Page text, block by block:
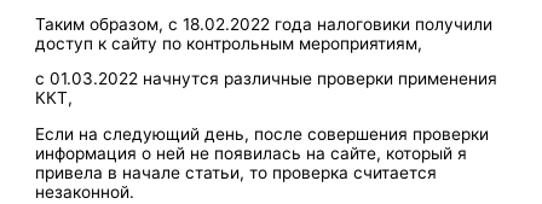
Таким образом, с 18.02.2022 года налоговики получили
доступ к сайту по контрольным мероприятиям,
с 01.03.2022 начнутся различные проверки применения
ККТ,
Если на следующий день, после совершения проверки
информация о ней не появилась на сайте, который я
привела в начале статьи, то проверка считается
незаконной.